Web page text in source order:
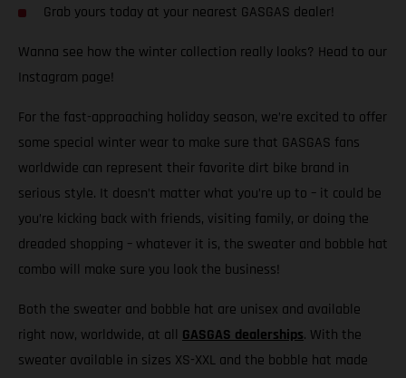
Grab yours today at your nearest GASGAS dealer!
Wanna see how the winter collection really looks? Head to our
Instagram page!
For the fast-approaching holiday season, we’re excited to offer
some special winter wear to make sure that GASGAS fans
worldwide can represent their favorite dirt bike brand in
serious style. It doesn’t matter what you’re up to – it could be
you’re kicking back with friends, visiting family, or doing the
dreaded shopping – whatever it is, the sweater and bobble hat
combo will make sure you look the business!
Both the sweater and bobble hat are unisex and available
right now, worldwide, at all GASGAS dealerships. With the
sweater available in sizes XS-XXL and the bobble hat made